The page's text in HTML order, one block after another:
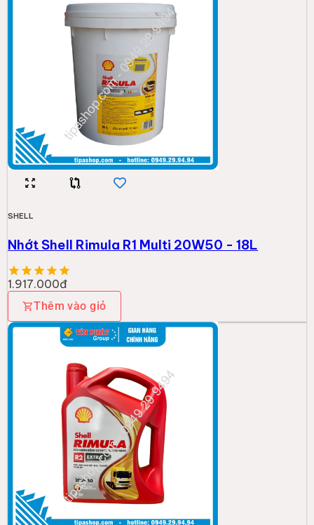
SHELL
Nhớt Shell Rimula R1 Multi 20W50 - 18L
1.917.000đ
Thêm vào giỏ